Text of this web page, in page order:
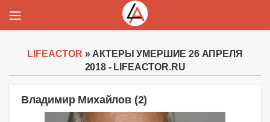
LIFEACTOR » АКТЕРЫ УМЕРШИЕ 26 АПРЕЛЯ
2018 - LIFEACTOR.RU
Владимир Михайлов (2)